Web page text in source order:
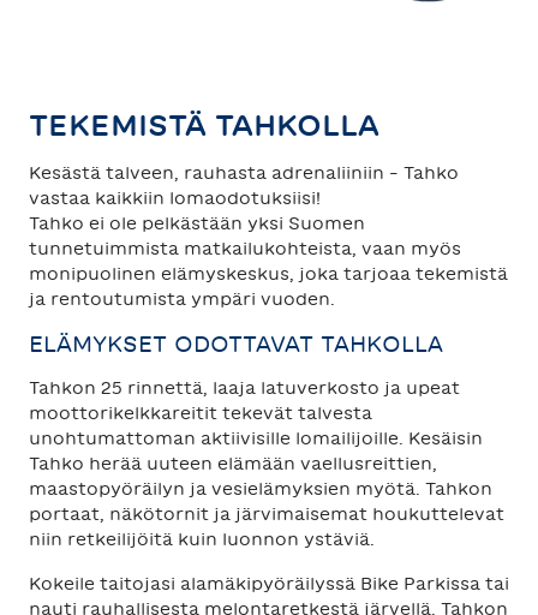
TEKEMISTÄ TAHKOLLA
Kesästä talveen, rauhasta adrenaliiniin – Tahko
vastaa kaikkiin lomaodotuksiisi!
Tahko ei ole pelkästään yksi Suomen
tunnetuimmista matkailukohteista, vaan myös
monipuolinen elämyskeskus, joka tarjoaa tekemistä
ja rentoutumista ympäri vuoden.
ELÄMYKSET ODOTTAVAT TAHKOLLA
Tahkon 25 rinnettä, laaja latuverkosto ja upeat
moottorikelkkareitit tekevät talvesta
unohtumattoman aktiivisille lomailijoille. Kesäisin
Tahko herää uuteen elämään vaellusreittien,
maastopyöräilyn ja vesielämyksien myötä. Tahkon
portaat, näkötornit ja järvimaisemat houkuttelevat
niin retkeilijöitä kuin luonnon ystäviä.
Kokeile taitojasi alamäkipyöräilyssä Bike Parkissa tai
nauti rauhallisesta melontaretkestä järvellä. Tahkon